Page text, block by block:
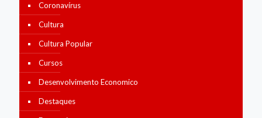
Coronavírus
Cultura
Cultura Popular
Cursos
Desenvolvimento Economico
Destaques